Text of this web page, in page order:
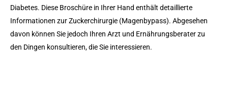
Diabetes. Diese Broschüre in Ihrer Hand enthält detaillierte
Informationen zur Zuckerchirurgie (Magenbypass). Abgesehen
davon können Sie jedoch Ihren Arzt und Ernährungsberater zu
den Dingen konsultieren, die Sie interessieren.